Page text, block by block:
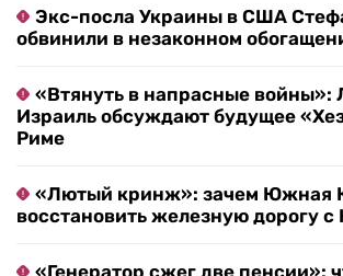
Экс-посла Украины в США
обвинили в незаконном
«Втянуть в напрасные войны»:
Израиль обсуждают будущее
Риме
«Лютый кринж»: зачем Южная
восстановить железную дорогу